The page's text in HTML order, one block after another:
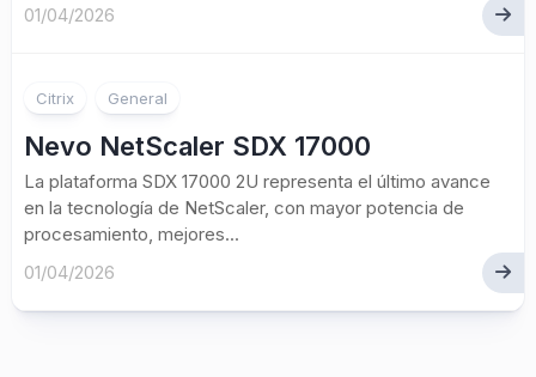
01/04/2026
Citrix General
Nevo NetScaler SDX 17000
La plataforma SDX 17000 2U representa el último avance
en la tecnología de NetScaler, con mayor potencia de
procesamiento, mejores...
01/04/2026